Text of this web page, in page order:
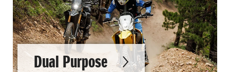
Dual Purpose